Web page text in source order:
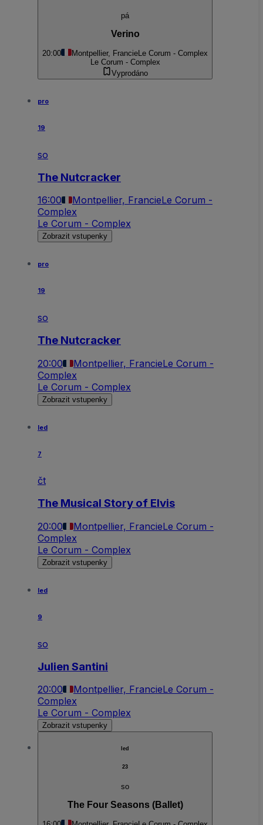
pá
Verino
20:00 Montpellier, Francie Le Corum - Complex
Le Corum - Complex
Vyprodáno
pro
19
so
The Nutcracker
16:00 Montpellier, FrancieLe Corum -
Complex
Le Corum - Complex
Zobrazit vstupenky
pro
19
so
The Nutcracker
20:00 Montpellier, FrancieLe Corum -
Complex
Le Corum - Complex
Zobrazit vstupenky
led
7
čt
The Musical Story of Elvis
20:00 Montpellier, FrancieLe Corum -
Complex
Le Corum - Complex
Zobrazit vstupenky
led
9
so
Julien Santini
20:00 Montpellier, FrancieLe Corum -
Complex
Le Corum - Complex
Zobrazit vstupenky
led
23
so
The Four Seasons (Ballet)